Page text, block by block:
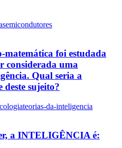
semicondutores
matemática foi estudada
considerada uma
Qual seria a
sujeito?
teorias-da-inteligencia
a INTELIGÊNCIA é: